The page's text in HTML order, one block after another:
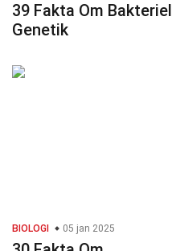
39 Fakta Om Bakteriel
Genetik
BIOLOGI 05 jan 2025